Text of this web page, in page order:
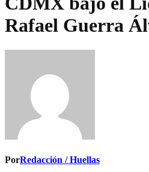
Rafael Guerra
PorRedacción / Huellas